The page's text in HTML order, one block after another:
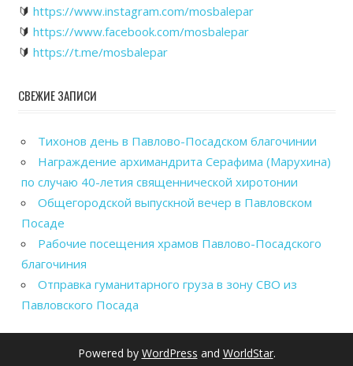
🔰 https://www.instagram.com/mosbalepar
🔰 https://www.facebook.com/mosbalepar
🔰 https://t.me/mosbalepar
СВЕЖИЕ ЗАПИСИ
Тихонов день в Павлово-Посадском благочинии
Награждение архимандрита Серафима (Марухина)
по случаю 40-летия священнической хиротонии
Общегородской выпускной вечер в Павловском
Посаде
Рабочие посещения храмов Павлово-Посадского
благочиния
Отправка гуманитарного груза в зону СВО из
Павловского Посада
Powered by WordPress and WorldStar.